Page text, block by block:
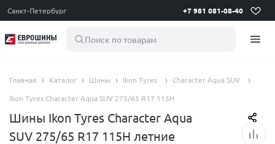
Санкт-Петербург +7 981 081-08-40
Поиск по товарам
Главная Каталог Шины Ikon Tyres
Character Aqua SUV
Ikon Tyres Character Aqua SUV 275/65 R17 115H
Шины Ikon Tyres Character Aqua
SUV 275/65 R17 115H летние